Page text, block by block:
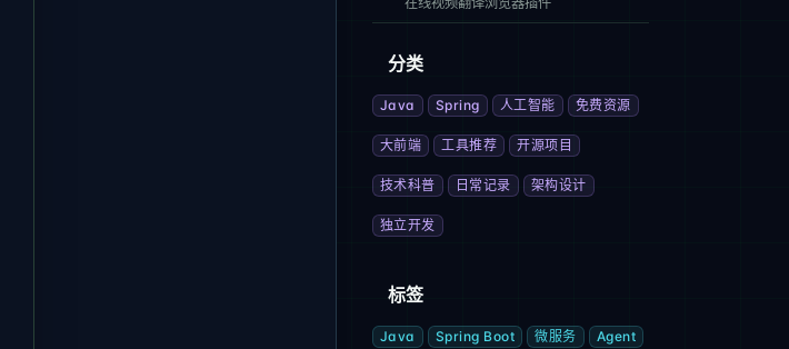
分类
Java Spring 人工智能 免费资源
大前端 工具推荐 开源项目
技术科普 日常记录 架构设计
独立开发
标签
Java Spring Boot 微服务 Agent